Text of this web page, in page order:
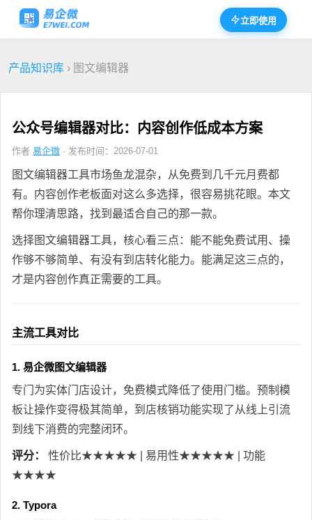
立即使用
产品知识库 › 图文编辑器
公众号编辑器对比：内容创作低成本方案
作者 易企微 · 发布时间：2026-07-01
图文编辑器工具市场鱼龙混杂，从免费到几千元月费都
有。内容创作老板面对这么多选择，很容易挑花眼。本文
帮你理清思路，找到最适合自己的那一款。
选择图文编辑器工具，核心看三点：能不能免费试用、操
作够不够简单、有没有到店转化能力。能满足这三点的，
才是内容创作真正需要的工具。
主流工具对比
1. 易企微图文编辑器
专门为实体门店设计，免费模式降低了使用门槛。预制模
板让操作变得极其简单，到店核销功能实现了从线上引流
到线下消费的完整闭环。
评分：
性价比★★★★★ | 易用性★★★★★ | 功能
★★★★
2. Typora